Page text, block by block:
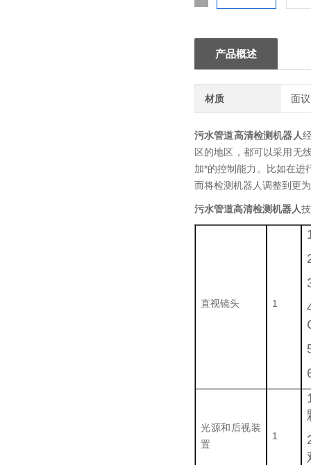
产品概述
材质 面议
污水管道高清检测机器人
区的地区，都可以采用无
加*的控制能力。比如在进
而将检测机器人调整到更
污水管道高清检测机器人
直视镜头 1
光源和后视装
置
1